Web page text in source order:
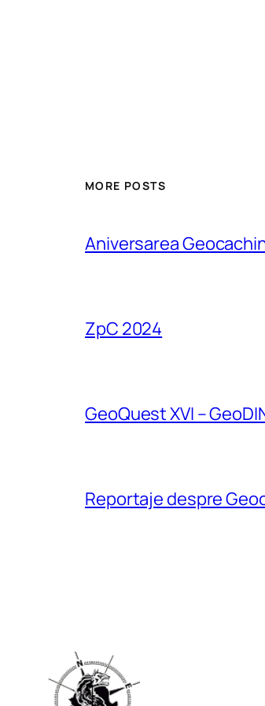
MORE POSTS
Aniversarea
ZpC 2024
GeoQuest XVI –
Reportaje despre